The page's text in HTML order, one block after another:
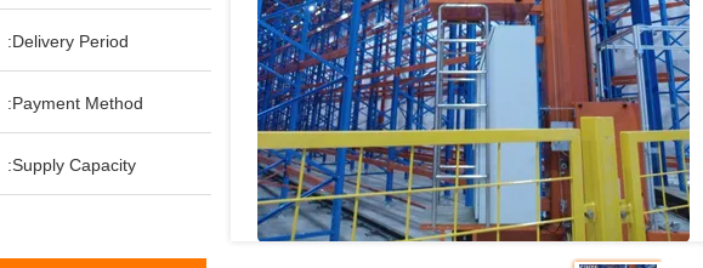
Delivery Period:
Payment Method:
Supply Capacity: